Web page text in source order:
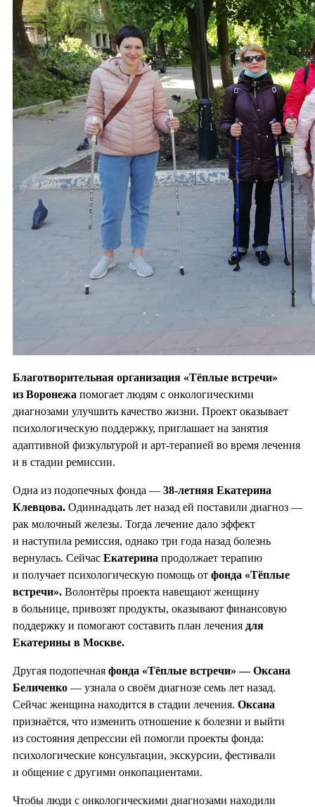
Благотворительная организация «Тёплые встречи»
из Воронежа помогает людям с онкологическими
диагнозами улучшить качество жизни. Проект оказывает
психологическую поддержку, приглашает на занятия
адаптивной физкультурой и арт-терапией во время лечения
и в стадии ремиссии.
Одна из подопечных фонда — 38-летняя Екатерина
Клевцова. Одиннадцать лет назад ей поставили диагноз —
рак молочный железы. Тогда лечение дало эффект
и наступила ремиссия, однако три года назад болезнь
вернулась. Сейчас Екатерина продолжает терапию
и получает психологическую помощь от фонда «Тёплые
встречи». Волонтёры проекта навещают женщину
в больнице, привозят продукты, оказывают финансовую
поддержку и помогают составить план лечения для
Екатерины в Москве.
Другая подопечная фонда «Тёплые встречи» — Оксана
Беличенко — узнала о своём диагнозе семь лет назад.
Сейчас женщина находится в стадии лечения. Оксана
признаётся, что изменить отношение к болезни и выйти
из состояния депрессии ей помогли проекты фонда:
психологические консультации, экскурсии, фестивали
и общение с другими онкопациентами.
Чтобы люди с онкологическими диагнозами находили